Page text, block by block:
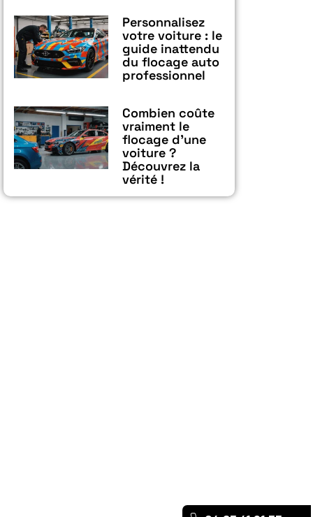
Personnalisez
votre voiture : le
guide inattendu
du flocage auto
professionnel
Combien coûte
vraiment le
flocage d’une
voiture ?
Découvrez la
vérité !